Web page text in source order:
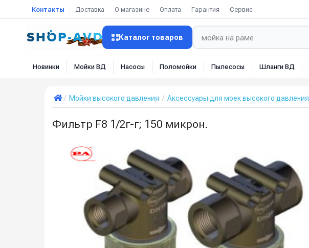
Контакты Доставка О магазине Оплата Гарантия Сервис
Каталог товаров
Новинки Мойки ВД Насосы Поломойки Пылесосы Шланги ВД
Мойки высокого давления Аксессуары для моек высокого давления
Фильтр F8 1/2г-г; 150 микрон.